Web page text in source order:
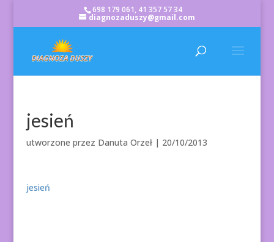
698 179 061, 41 357 57 34
diagnozaduszy@gmail.com
jesień
utworzone przez Danuta Orzeł| 20/10/2013
jesień